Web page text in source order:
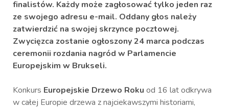
finalistów. Każdy może zagłosować tylko jeden raz
ze swojego adresu e-mail. Oddany głos należy
zatwierdzić na swojej skrzynce pocztowej.
Zwycięzca zostanie ogłoszony 24 marca podczas
ceremonii rozdania nagród w Parlamencie
Europejskim w Brukseli.
Konkurs Europejskie Drzewo Roku od 16 lat odkrywa
w całej Europie drzewa z najciekawszymi historiami,